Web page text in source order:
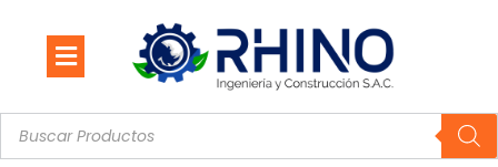
contenido
Búsqueda
de
productos